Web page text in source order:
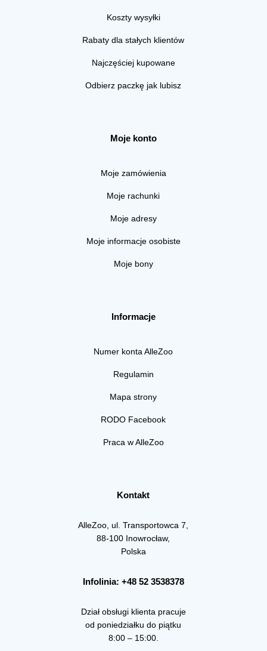
Koszty wysyłki
Rabaty dla stałych klientów
Najczęściej kupowane
Odbierz paczkę jak lubisz
Moje konto
Moje zamówienia
Moje rachunki
Moje adresy
Moje informacje osobiste
Moje bony
Informacje
Numer konta AlleZoo
Regulamin
Mapa strony
RODO Facebook
Praca w AlleZoo
Kontakt
AlleZoo, ul. Transportowca 7,
88-100 Inowrocław,
Polska
Infolinia: +48 52 3538378
Dział obsługi klienta pracuje
od poniedziałku do piątku
8:00 – 15:00.